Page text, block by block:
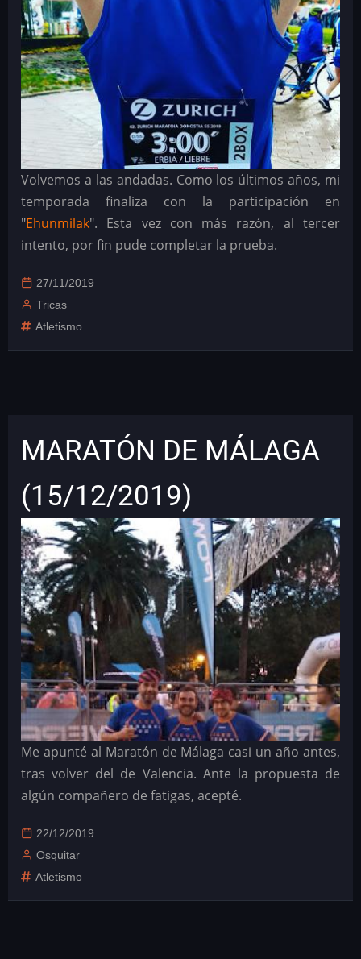
Volvemos a las andadas. Como los últimos años, mi
temporada finaliza con la participación en
"Ehunmilak". Esta vez con más razón, al tercer
intento, por fin pude completar la prueba.
27/11/2019
Tricas
Atletismo
MARATÓN DE MÁLAGA
(15/12/2019)
Me apunté al Maratón de Málaga casi un año antes,
tras volver del de Valencia. Ante la propuesta de
algún compañero de fatigas, acepté.
22/12/2019
Osquitar
Atletismo